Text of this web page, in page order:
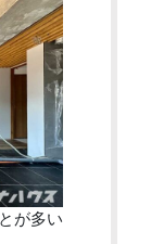
が多い